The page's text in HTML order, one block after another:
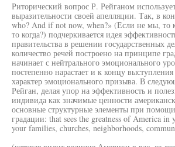
Риторический вопрос Р. Рейганом
выразительности своей апелляции. Так, в
who? And if not now, when?» (Если не мы, то
то когда?) подчеркивается идея
правительства в решении государственных
количество речей построено на принципе
начинает с нейтрального эмоционального
постепенно нарастает и к концу
характер эмоционального призыва. В
Рейган, делая упор на эффективность и
индивида как значимые ценности
основные структурные элементы при
градации: that sees the greatness of America in
your families, churches, neighborhoods,